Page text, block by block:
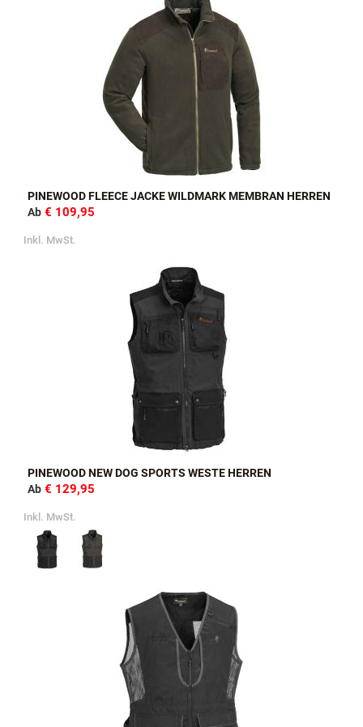
PINEWOOD FLEECE JACKE WILDMARK MEMBRAN HERREN
Ab € 109,95
Inkl. MwSt.
PINEWOOD NEW DOG SPORTS WESTE HERREN
Ab € 129,95
Inkl. MwSt.